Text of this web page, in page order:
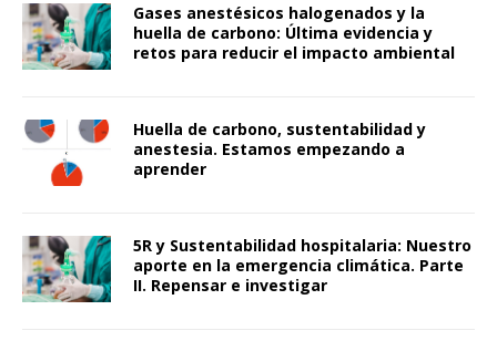
Gases anestésicos halogenados y la
huella de carbono: Última evidencia y
retos para reducir el impacto ambiental
Huella de carbono, sustentabilidad y
anestesia. Estamos empezando a
aprender
5R y Sustentabilidad hospitalaria: Nuestro
aporte en la emergencia climática. Parte
II. Repensar e investigar